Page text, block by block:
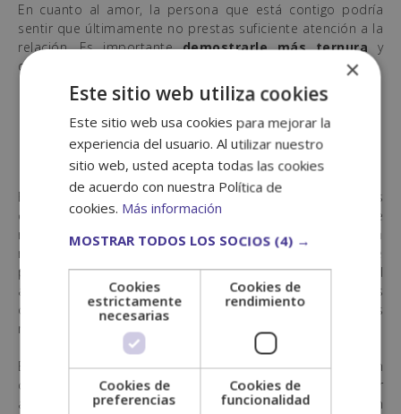
En cuanto al amor, la persona que está contigo podría
sentir que últimamente no prestas suficiente atención a la
relación. Es importantedemostrarle más ternura y
dedicarle más cuidado y afecto.
Horóscopo semanal:
Escorpio
Esta semana,Escorpio, enfrentarás ciertas
complicaciones yadoptar una actitud positiva
puede
marcar la diferencia en cómo las resuelves. Es un buen
momento para poner las cosas en perspectiva y dejar de
preocuparte por asuntos de poca importancia. En el
ámbito laboral te esperan días excelentes, aunque es
crucial
no prestar atención a chismeso comentarios
malintencionados.
En cuanto a tu situación económica, estás entrando en un
ciclo de
mayor estabilidad
, lo cual te permitirá dejar
atrás las preocupaciones financieras recientes. Sin
×
Este sitio web utiliza cookies
Este sitio web usa cookies para mejorar la
experiencia del usuario. Al utilizar nuestro
sitio web, usted acepta todas las cookies
de acuerdo con nuestra Política de
cookies. Más información
MOSTRAR TODOS LOS SOCIOS (4) →
Cookies
estrictamente
necesarias
Cookies de
rendimiento
Cookies de
preferencias
Cookies de
funcionalidad